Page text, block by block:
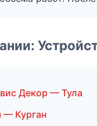
Декор — Тула
Курган